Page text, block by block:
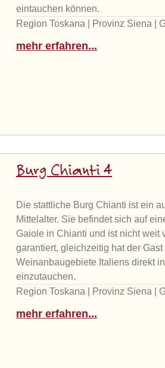
eintauchen können.
Region Toskana | Provinz Siena |
mehr erfahren...
Burg Chianti 4
Die stattliche Burg Chianti ist ein
Mittelalter. Sie befindet sich auf
Gaiole in Chianti und ist nicht weit
garantiert, gleichzeitig hat der
Weinanbaugebiete Italiens direkt
einzutauchen.
Region Toskana | Provinz Siena |
mehr erfahren...